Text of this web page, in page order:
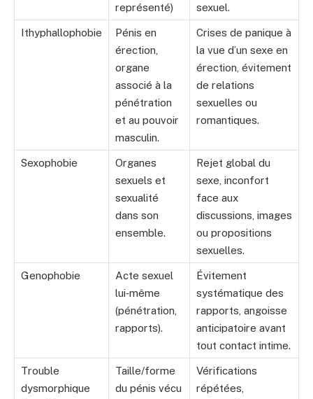
représenté)
sexuel.
Ithyphallophobie
Pénis en
érection,
organe
associé à la
pénétration
et au pouvoir
masculin.
Crises de panique à
la vue d’un sexe en
érection, évitement
de relations
sexuelles ou
romantiques.
Sexophobie
Organes
sexuels et
sexualité
dans son
ensemble.
Rejet global du
sexe, inconfort
face aux
discussions, images
ou propositions
sexuelles.
Genophobie
Acte sexuel
lui‑même
(pénétration,
rapports).
Évitement
systématique des
rapports, angoisse
anticipatoire avant
tout contact intime.
Trouble
dysmorphique
Taille/forme
du pénis vécu
Vérifications
répétées,